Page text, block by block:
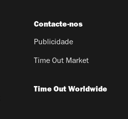
Contacte-nos
Publicidade
Time Out Market
Time Out Worldwide